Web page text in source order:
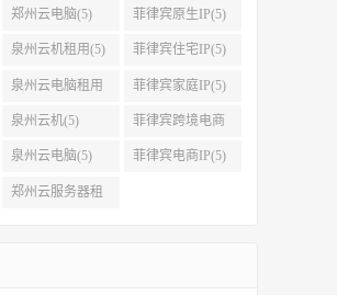
郑州云电脑(5) 菲律宾原生IP(5)
泉州云机租用(5) 菲律宾住宅IP(5)
泉州云电脑租用
(5)
菲律宾家庭IP(5)
泉州云机(5) 菲律宾跨境电商
IP(5)
泉州云电脑(5) 菲律宾电商IP(5)
郑州云服务器租